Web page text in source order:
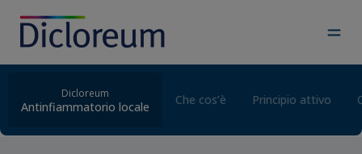
content
Dicloreum
Antinfiammatorio locale Che cos’è Principio attivo